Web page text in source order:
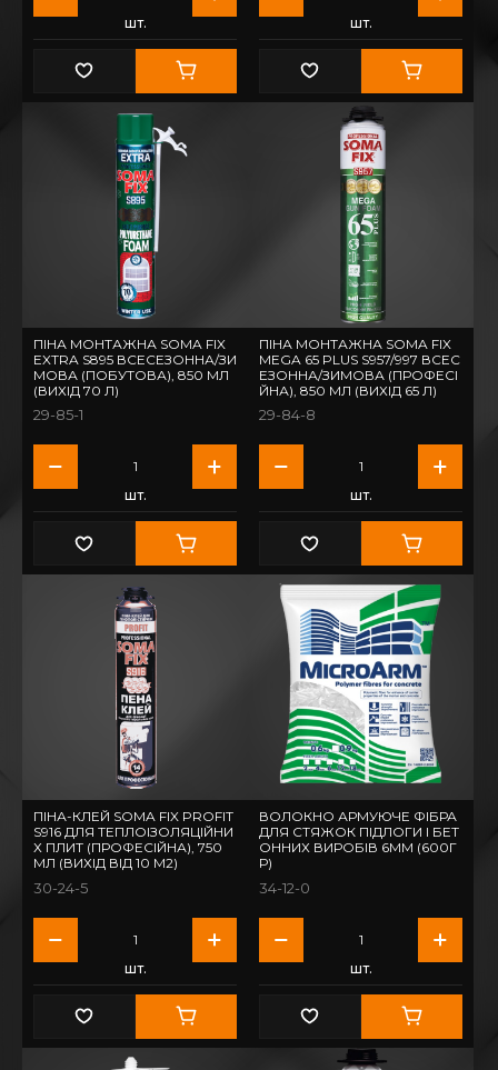
шт. шт.
ПІНА МОНТАЖНА SOMA FIX
EXTRA S895 ВСЕСЕЗОННА/ЗИ
МОВА (ПОБУТОВА), 850 МЛ
(ВИХІД 70 Л)
29-85-1
шт.
ПІНА МОНТАЖНА SOMA FIX
MEGA 65 PLUS S957/997 ВСЕС
ЕЗОННА/ЗИМОВА (ПРОФЕСІ
ЙНА), 850 МЛ (ВИХІД 65 Л)
29-84-8
шт.
ПІНА-КЛЕЙ SOMA FIX PROFIT
S916 ДЛЯ ТЕПЛОІЗОЛЯЦІЙНИ
Х ПЛИТ (ПРОФЕСІЙНА), 750
МЛ (ВИХІД ВІД 10 М2)
30-24-5
шт.
ВОЛОКНО АРМУЮЧЕ ФІБРА
ДЛЯ СТЯЖОК ПІДЛОГИ І БЕТ
ОННИХ ВИРОБІВ 6ММ (600Г
Р)
34-12-0
шт.